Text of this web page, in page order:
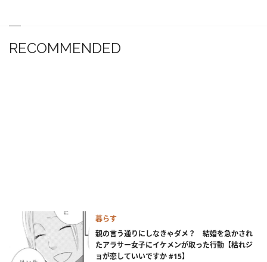
RECOMMENDED
暮らす
親の言う通りにしなきゃダメ？ 結婚を急かされ
たアラサー女子にイケメンが取った行動【枯れジ
ョが恋していいですか #15】